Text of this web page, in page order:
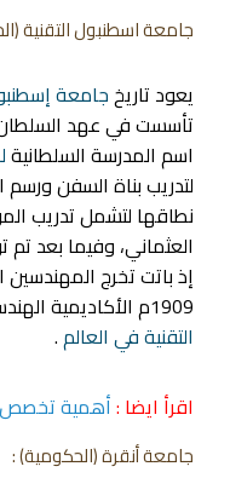
جامعة اسطنبول التقنية
يعود تاريخجامعة
تأسست في عهد
اسم المدرسة السلطانية
نطاقها لتشمل تدريب
إذ باتت تخرج
1909م الأكاديمية الهندسية لذا تعد من أقدم
التقنية في العالم.
اقرأ ايضا :أهمية تخصص
جامعة أنقرة(الحكومية) :